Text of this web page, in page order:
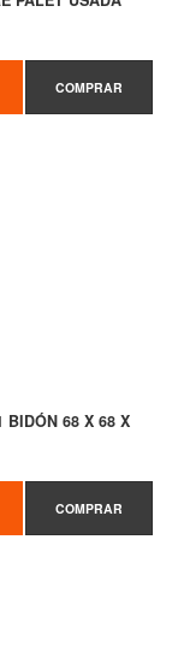
COMPRAR
BIDÓN 68 X 68 X
COMPRAR